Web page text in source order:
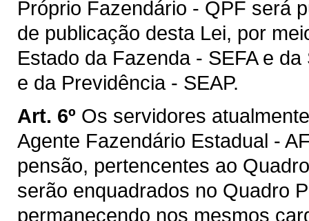
Próprio Fazendário - QPF será
de publicação desta Lei, por
Estado da Fazenda - SEFA e
e da Previdência - SEAP.
Art. 6º Os servidores
Agente Fazendário Estadual -
pensão, pertencentes ao
serão enquadrados no Quadro
permanecendo nos mesmos